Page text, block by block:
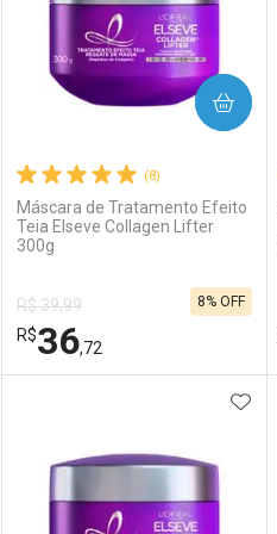
(8)
Máscara de Tratamento Efeito
Teia Elseve Collagen Lifter
300g
R$ 39,99
R$36,72
8% OFF
COMPRAR
Laboratório
Por Menos